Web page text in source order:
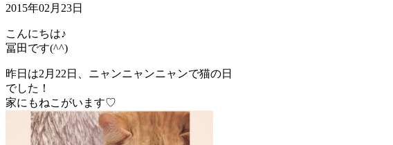
2015年02月23日
こんにちは♪
冨田です(^^)
昨日は2月22日、ニャンニャンニャンで猫の日
でした！
家にもねこがいます♡